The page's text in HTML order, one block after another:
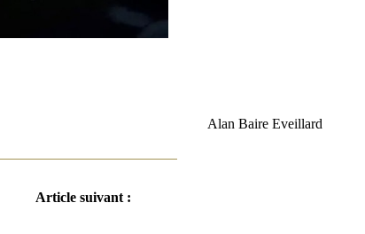
Alan Baire Eveillard
Article suivant :